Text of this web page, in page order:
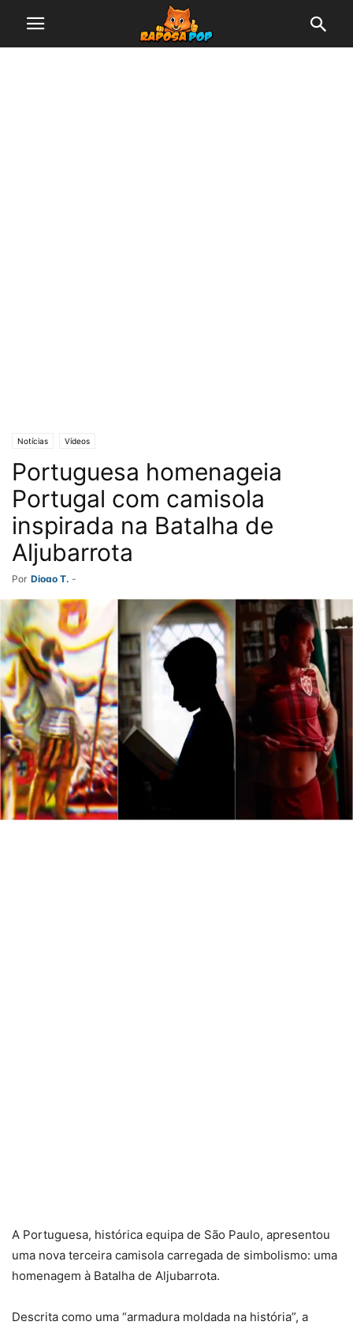
Notícias Vídeos
Portuguesa homenageia
Portugal com camisola
inspirada na Batalha de
Aljubarrota
Por Diogo T. -
A Portuguesa, histórica equipa de São Paulo, apresentou
uma nova terceira camisola carregada de simbolismo: uma
homenagem à Batalha de Aljubarrota.
Descrita como uma “armadura moldada na história”, a